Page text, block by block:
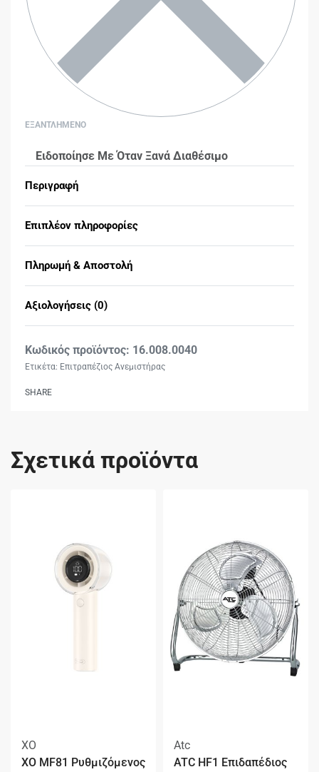
ΕΞΑΝΤΛΗΜΕΝΟ
Ειδοποίησε Με Όταν Ξανά Διαθέσιμο
Περιγραφή
Επιπλέον πληροφορίες
Πληρωμή & Αποστολή
Αξιολογήσεις (0)
16.008.0040
Ετικέτα: Επιτραπέζιος Ανεμιστήρας
SHARE
Σχετικά προϊόντα
XO
XO MF81 Ρυθμιζόμενος
Atc
ATC HF1 Επιδαπέδιος